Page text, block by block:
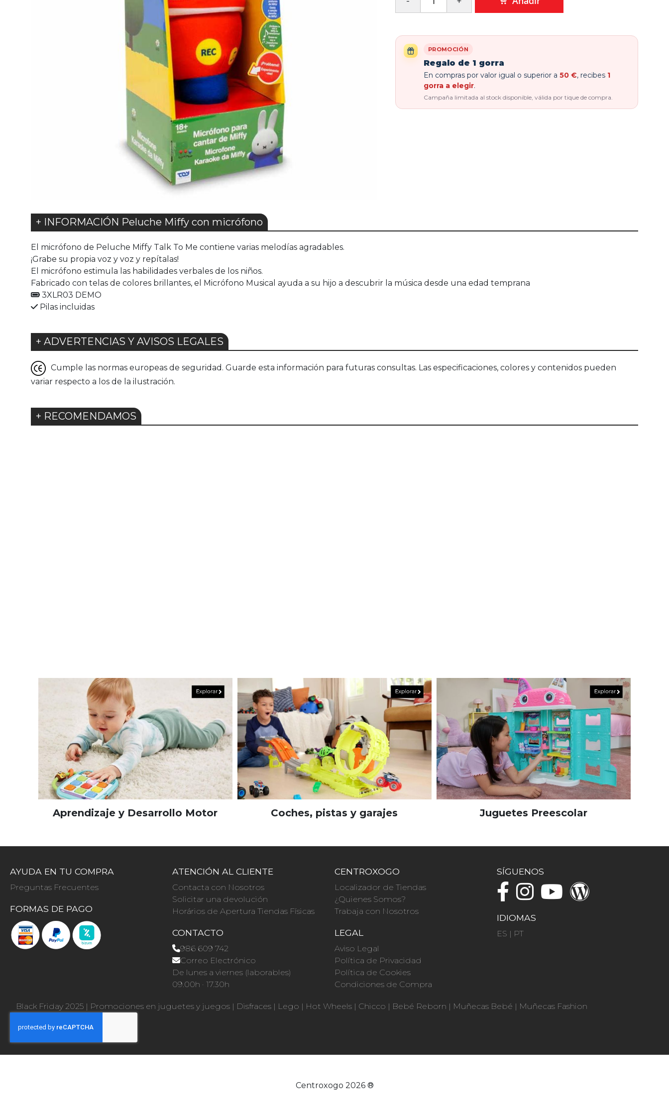
PROMOCIÓN
Regalo de 1 gorra
En compras por valor igual o superior a 50 €, recibes 1
gorra a elegir.
Campaña limitada al stock disponible, válida por tique de compra.
+ INFORMACIÓN Peluche Miffy con micrófono
El micrófono de Peluche Miffy Talk To Me contiene varias melodías agradables.
¡Grabe su propia voz y voz y repítalas!
El micrófono estimula las habilidades verbales de los niños.
Fabricado con telas de colores brillantes, el Micrófono Musical ayuda a su hijo a descubrir la música desde una edad temprana
3XLR03 DEMO
Pilas incluidas
+ ADVERTENCIAS Y AVISOS LEGALES
Cumple las normas europeas de seguridad. Guarde esta información para futuras consultas. Las especificaciones, colores y contenidos pueden
variar respecto a los de la ilustración.
+ RECOMENDAMOS
Aprendizaje y Desarrollo Motor Coches, pistas y garajes Juguetes Preescolar
AYUDA EN TU COMPRA
Preguntas Frecuentes
FORMAS DE PAGO
ATENCIÓN AL CLIENTE
Contacta con Nosotros
Solicitar una devolución
Horários de Apertura Tiendas Físicas
CONTACTO
986 609 742
Correo Electrónico
De lunes a viernes (laborables)
09.00h · 17.30h
CENTROXOGO
Localizador de Tiendas
¿Quienes Somos?
Trabaja con Nosotros
LEGAL
Aviso Legal
Política de Privacidad
Política de Cookies
Condiciones de Compra
SÍGUENOS
IDIOMAS
ES | PT
Black Friday 2025 | Promociones en juguetes y juegos | Disfraces | Lego | Hot Wheels | Chicco | Bebé Reborn | Muñecas Bebé | Muñecas Fashion
Centroxogo 2026 ®